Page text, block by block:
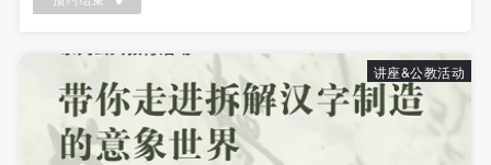
讲座&公教活动
应的责任与损失，应由参与活动者根据相应的法律条
第六条
参与活动者在参与活动时应当在美术馆工作人员及活
应的责任与损失，应由参与活动者根据相应的法律条
第六条
参与活动者在参与活动时应当在美术馆工作人员及活
应的责任与损失，应由参与活动者根据相应的法律条
第六条
参与活动者在参与活动时应当在美术馆工作人员及活